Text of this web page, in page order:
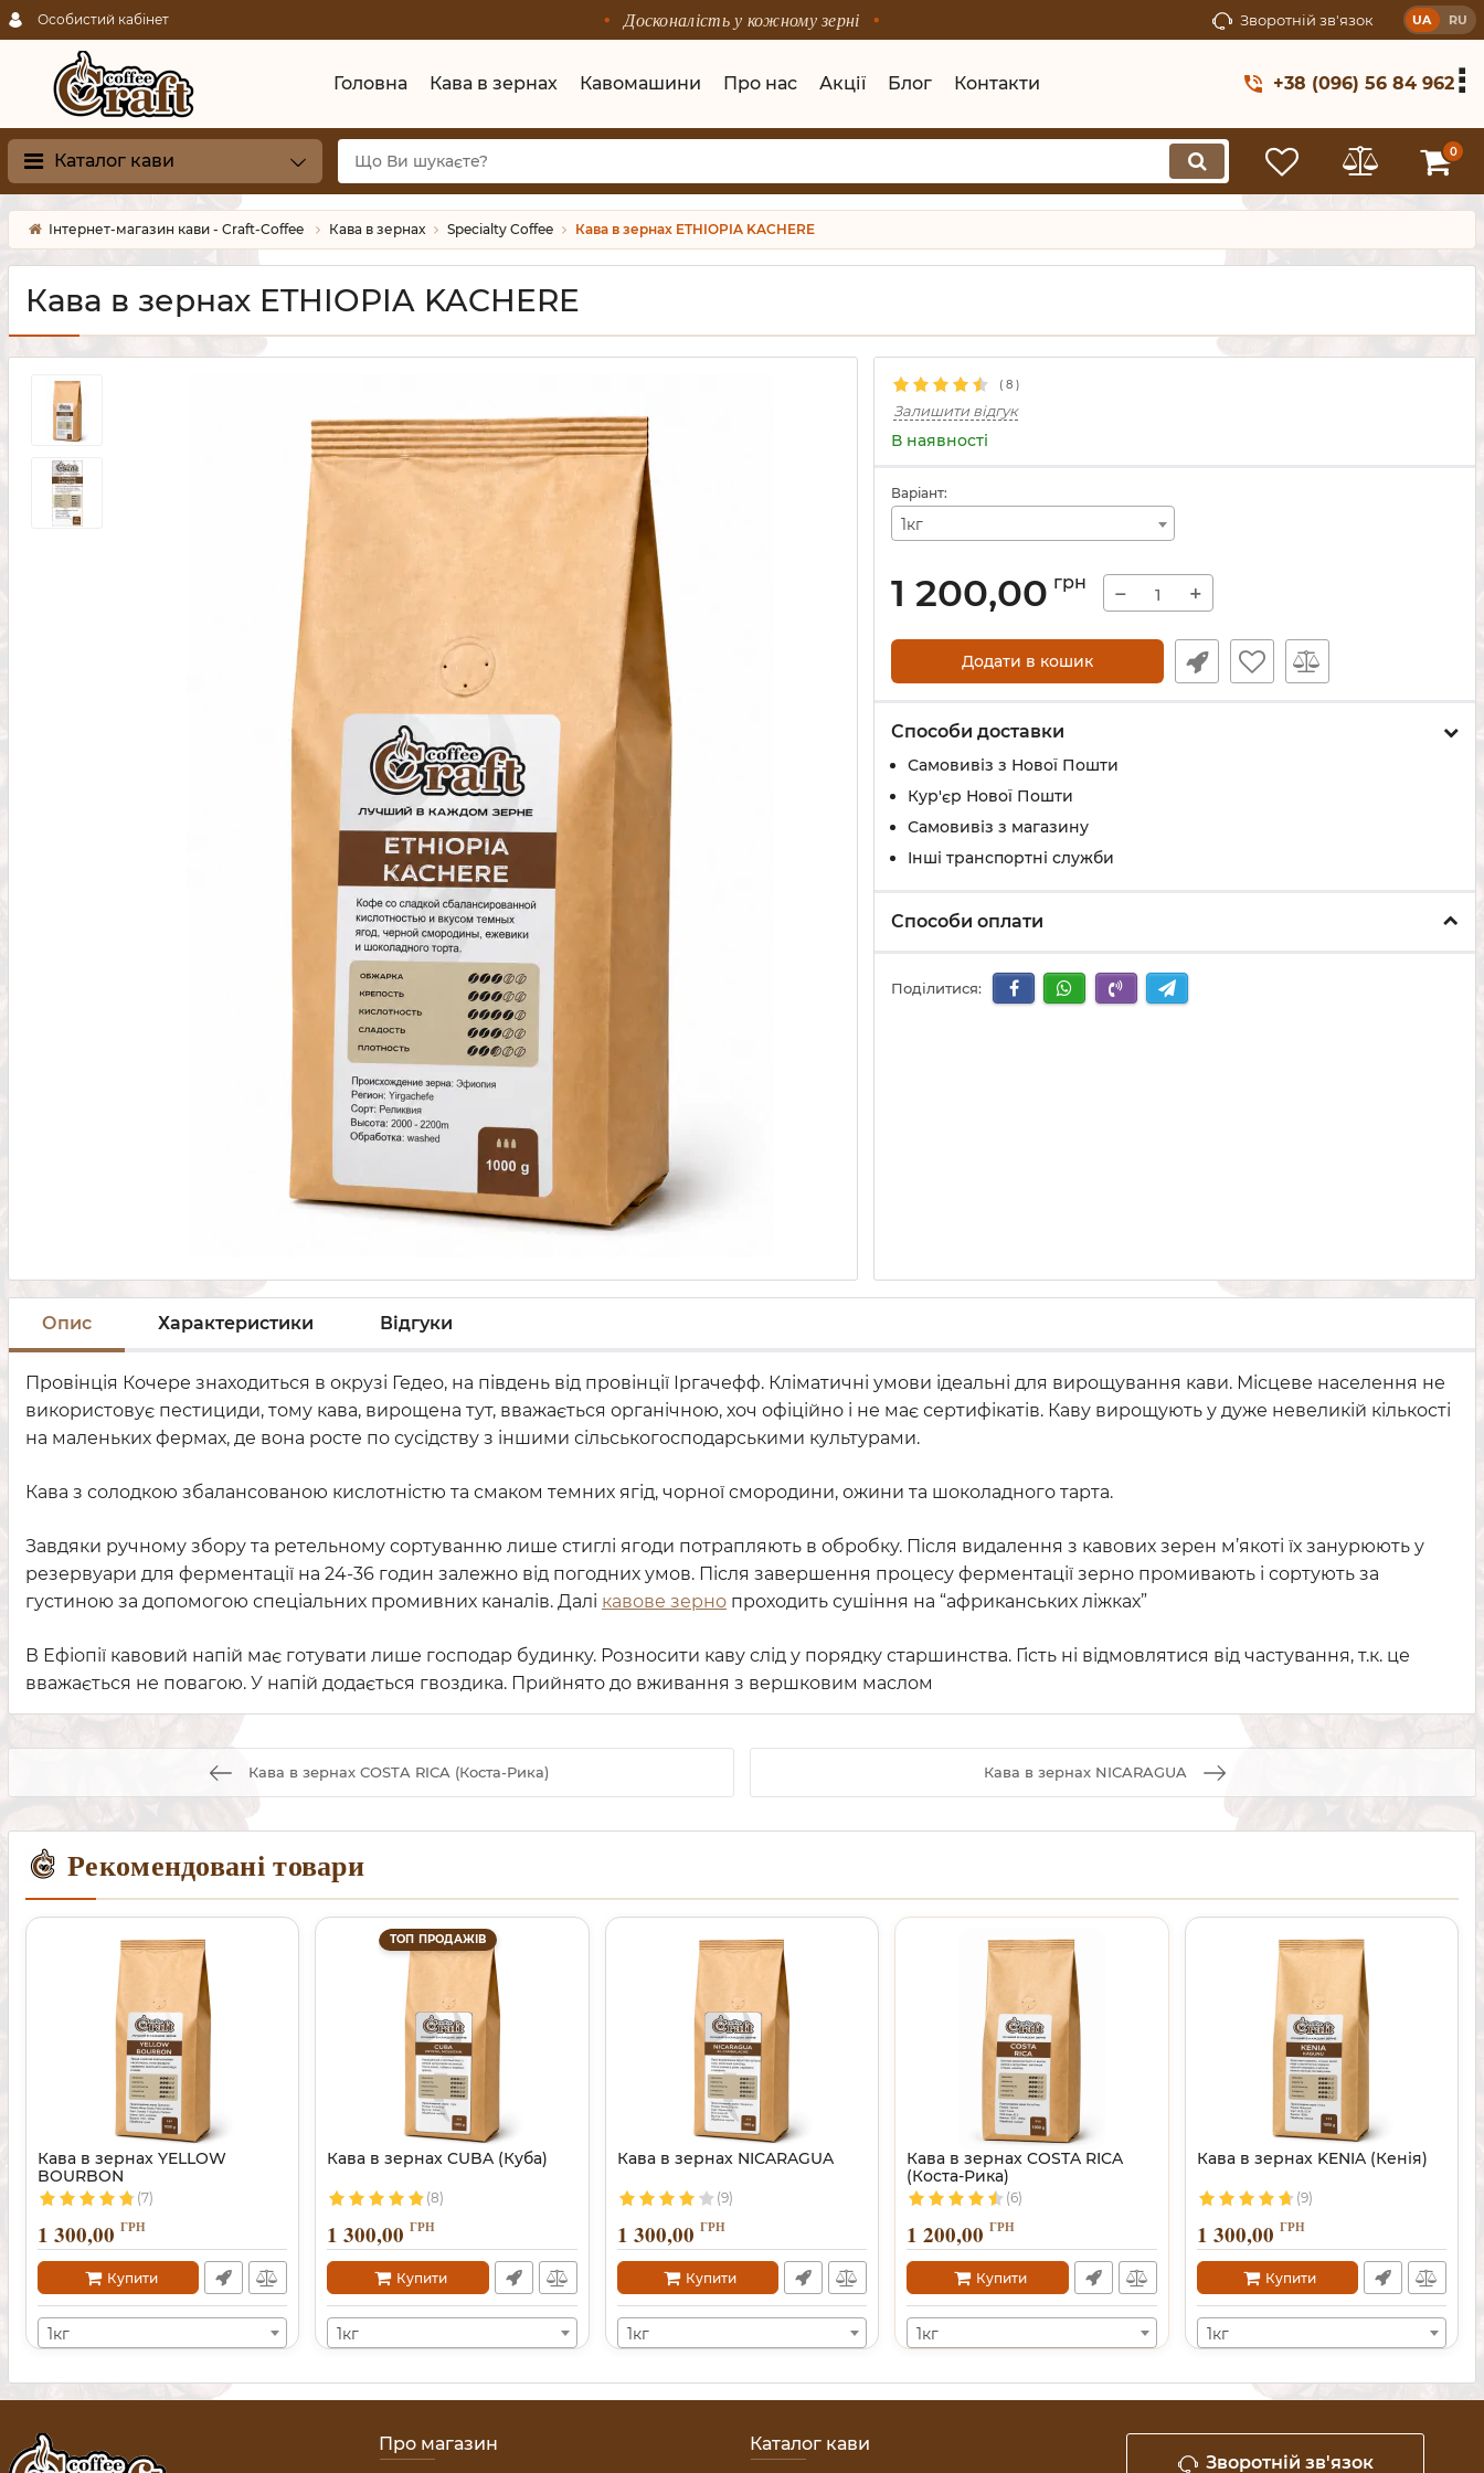
Особистий кабінет Досконалість у кожному зерні Зворотній зв'язок UA RU
Головна Кава в зернах Кавомашини Про нас Акції Блог Контакти +38 (096) 56 84 962
Каталог кави 0
Інтернет-магазин кави - Craft-Coffee Кава в зернах Specialty Coffee Кава в зернах ETHIOPIA KACHERE
Кава в зернах ETHIOPIA KACHERE
( 8 )
Залишити відгук
В наявності
Варіант:
1кг
1 200,00 грн − +
Додати в кошик
Способи доставки
Самовивіз з Нової Пошти
Кур'єр Нової Пошти
Самовивіз з магазину
Інші транспортні служби
Способи оплати
Поділитися:
Опис Характеристики Відгуки
Провінція Кочере знаходиться в окрузі Гедео, на південь від провінції Іргачефф. Кліматичні умови ідеальні для вирощування кави. Місцеве населення не
використовує пестициди, тому кава, вирощена тут, вважається органічною, хоч офіційно і не має сертифікатів. Каву вирощують у дуже невеликій кількості
на маленьких фермах, де вона росте по сусідству з іншими сільськогосподарськими культурами.
Кава з солодкою збалансованою кислотністю та смаком темних ягід, чорної смородини, ожини та шоколадного тарта.
Завдяки ручному збору та ретельному сортуванню лише стиглі ягоди потрапляють в обробку. Після видалення з кавових зерен м’якоті їх занурюють у
резервуари для ферментації на 24-36 годин залежно від погодних умов. Після завершення процесу ферментації зерно промивають і сортують за
густиною за допомогою спеціальних промивних каналів. Далі кавове зерно проходить сушіння на “африканських ліжках”
В Ефіопії кавовий напій має готувати лише господар будинку. Розносити каву слід у порядку старшинства. Гість ні відмовлятися від частування, т.к. це
вважається не повагою. У напій додається гвоздика. Прийнято до вживання з вершковим маслом
Кава в зернах COSTA RICA (Коста-Рика) Кава в зернах NICARAGUA
Рекомендовані товари
Кава в зернах YELLOW
BOURBON
(7)
1 300,00 ГРН
Купити
1кг
ТОП ПРОДАЖІВ
Кава в зернах CUBA (Куба)
(8)
1 300,00 ГРН
Купити
1кг
Кава в зернах NICARAGUA
(9)
1 300,00 ГРН
Купити
1кг
Кава в зернах COSTA RICA
(Коста-Рика)
(6)
1 200,00 ГРН
Купити
1кг
Кава в зернах KENIA (Кенія)
(9)
1 300,00 ГРН
Купити
1кг
Про магазин
Каталог кави
Зворотній зв'язок